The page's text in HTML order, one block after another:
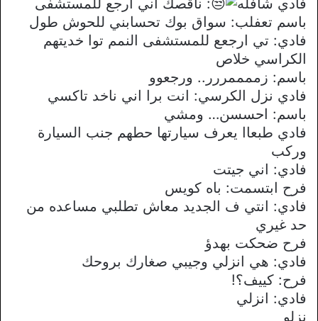
باسم تعفلب: سواق بوك تحسابني للحوش طول
فادي: تي ارجعع للمستشفى النمم توا خديتهم
الكراسي خلاص
باسم: زممممررر.. ورجعوو
فادي نزل الكرسي: انت برا اني ناخد تاكسي
باسم: احسسن… ومشي
فادي طبعاا يعرف سيارتها حطهم جنب السيارة
وركب
فادي: اني جيتت
فرح ابتسمت: باه كويس
فادي: انتي ف الجديد معاش تطلبي مساعده من
حد غيري
فرح ضحكت بهدؤ
فادي: هي انزلي وجيبي صغارك بروحك
فرح: كييف؟!
فادي: انزلي
نزلو